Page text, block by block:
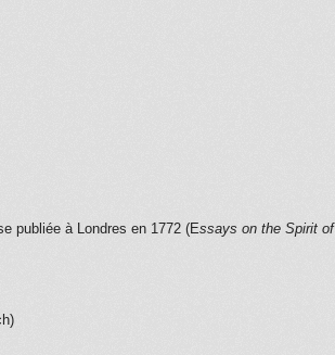
publiée à Londres en 1772 (Essays on the Spirit of